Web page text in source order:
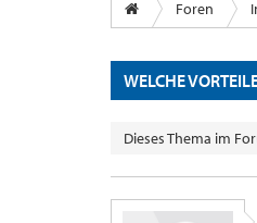
Foren
WELCHE
Dieses Thema im